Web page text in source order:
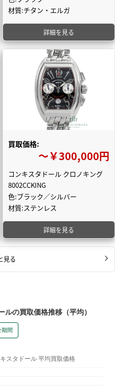
材質:チタン・エルガ
詳細を見る
買取価格:
〜￥300,000円
コンキスタドール クロノキング
8002CCKING
色:ブラック／シルバー
材質:ステンレス
詳細を見る
見る
の買取価格推移（平均）
期間